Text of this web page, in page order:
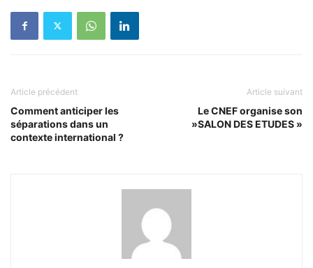
Article précédent
Comment anticiper les
séparations dans un
contexte international ?
Article suivant
Le CNEF organise son
»SALON DES ETUDES »